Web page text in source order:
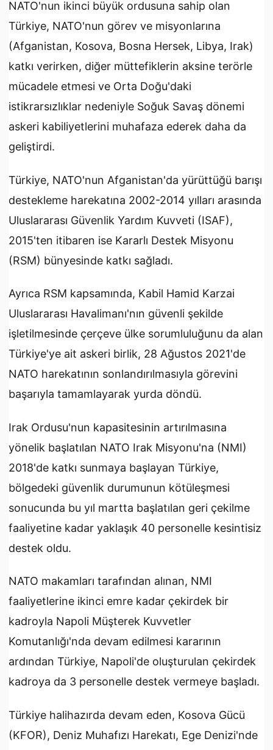
NATO'nun ikinci büyük ordusuna sahip olan
Türkiye, NATO'nun görev ve misyonlarına
(Afganistan, Kosova, Bosna Hersek, Libya, Irak)
katkı verirken, diğer müttefiklerin aksine terörle
mücadele etmesi ve Orta Doğu'daki
istikrarsızlıklar nedeniyle Soğuk Savaş dönemi
askeri kabiliyetlerini muhafaza ederek daha da
geliştirdi.
Türkiye, NATO'nun Afganistan'da yürüttüğü barışı
destekleme harekatına 2002-2014 yılları arasında
Uluslararası Güvenlik Yardım Kuvveti (ISAF),
2015'ten itibaren ise Kararlı Destek Misyonu
(RSM) bünyesinde katkı sağladı.
Ayrıca RSM kapsamında, Kabil Hamid Karzai
Uluslararası Havalimanı'nın güvenli şekilde
işletilmesinde çerçeve ülke sorumluluğunu da alan
Türkiye'ye ait askeri birlik, 28 Ağustos 2021'de
NATO harekatının sonlandırılmasıyla görevini
başarıyla tamamlayarak yurda döndü.
Irak Ordusu'nun kapasitesinin artırılmasına
yönelik başlatılan NATO Irak Misyonu'na (NMI)
2018'de katkı sunmaya başlayan Türkiye,
bölgedeki güvenlik durumunun kötüleşmesi
sonucunda bu yıl martta başlatılan geri çekilme
faaliyetine kadar yaklaşık 40 personelle kesintisiz
destek oldu.
NATO makamları tarafından alınan, NMI
faaliyetlerine ikinci emre kadar çekirdek bir
kadroyla Napoli Müşterek Kuvvetler
Komutanlığı'nda devam edilmesi kararının
ardından Türkiye, Napoli'de oluşturulan çekirdek
kadroya da 3 personelle destek vermeye başladı.
Türkiye halihazırda devam eden, Kosova Gücü
(KFOR), Deniz Muhafızı Harekatı, Ege Denizi'nde